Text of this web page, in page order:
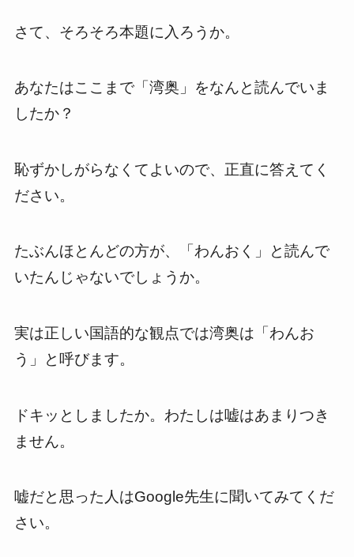
さて、そろそろ本題に入ろうか。
あなたはここまで「湾奥」をなんと読んでいま
したか？
恥ずかしがらなくてよいので、正直に答えてく
ださい。
たぶんほとんどの方が、「わんおく」と読んで
いたんじゃないでしょうか。
実は正しい国語的な観点では湾奥は「わんお
う」と呼びます。
ドキッとしましたか。わたしは嘘はあまりつき
ません。
嘘だと思った人はGoogle先生に聞いてみてくだ
さい。